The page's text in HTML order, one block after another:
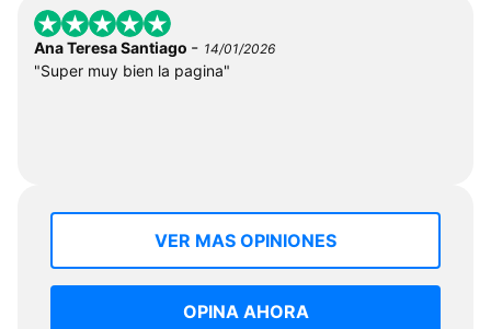
Ana Teresa Santiago - 14/01/2026
"Super muy bien la pagina"
VER MAS OPINIONES
OPINA AHORA